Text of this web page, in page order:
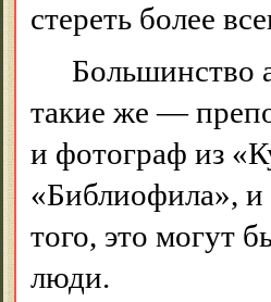
стереть более
Большинство
такие же —
и фотограф из
«Библиофила»,
того, это могут
люди.